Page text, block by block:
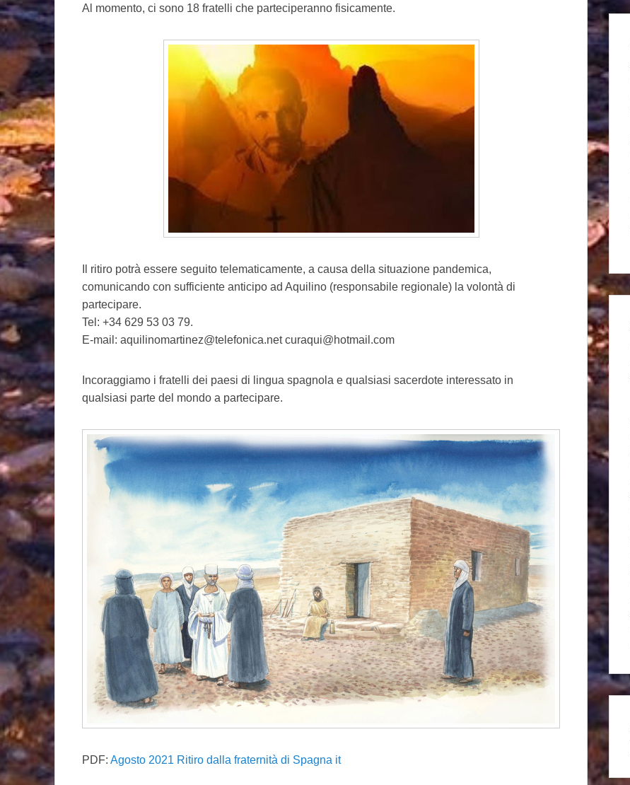
Al momento, ci sono 18 fratelli che parteciperanno fisicamente.
Il ritiro potrà essere seguito telematicamente, a causa della situazione pandemica,
comunicando con sufficiente anticipo ad Aquilino (responsabile regionale) la volontà di
partecipare.
Tel: +34 629 53 03 79.
E-mail: aquilinomartinez@telefonica.net curaqui@hotmail.com
Incoraggiamo i fratelli dei paesi di lingua spagnola e qualsiasi sacerdote interessato in
qualsiasi parte del mondo a partecipare.
PDF: Agosto 2021 Ritiro dalla fraternità di Spagna it